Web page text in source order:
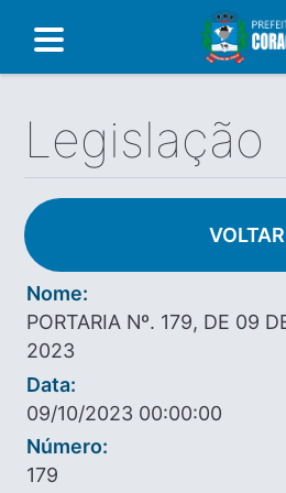
Legislação
VOLTAR
Nome:
PORTARIA Nº. 179, DE 09
2023
Data:
09/10/2023 00:00:00
Número:
179